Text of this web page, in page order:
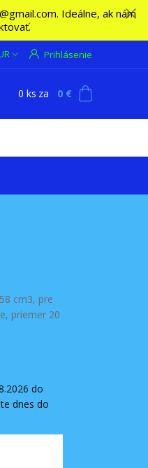
Ideálne, ak nám
Prihlásenie
0 ks za 0 €
cm3, pre
priemer 20
do
dnes do